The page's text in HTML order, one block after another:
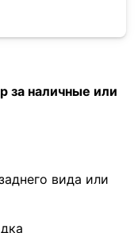
за наличные или
вида или